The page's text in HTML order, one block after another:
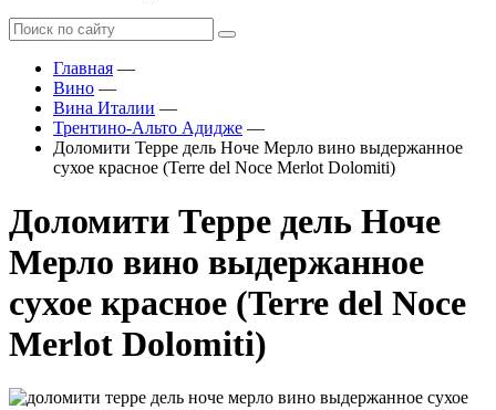
Главная —
Вино —
Вина Италии —
Трентино-Альто Адидже —
Доломити Терре дель Ноче Мерло вино выдержанное
сухое красное (Terre del Noce Merlot Dolomiti)
Доломити Терре дель Ноче
Мерло вино выдержанное
сухое красное (Terre del Noce
Merlot Dolomiti)